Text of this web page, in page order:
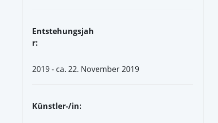
Entstehungsjah
r:
2019 - ca. 22. November 2019
Künstler-/in: